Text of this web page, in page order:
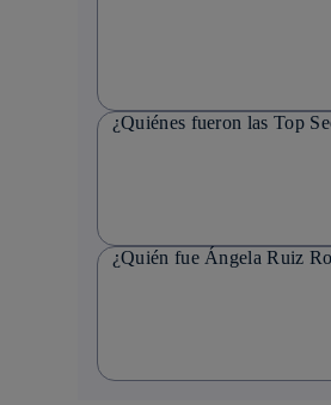
¿Quiénes fueron las Top
¿Quién fue Ángela Ruiz